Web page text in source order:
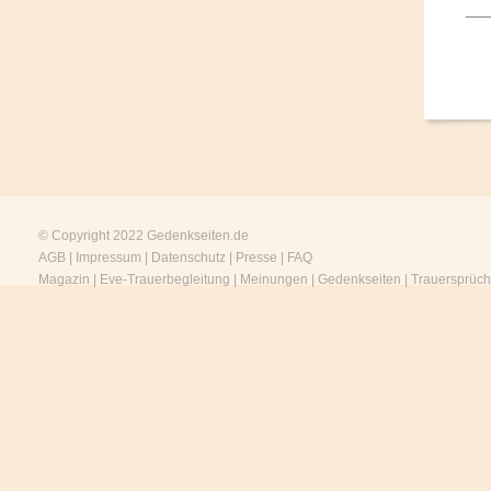
© Copyright 2022 Gedenkseiten.de
AGB
Impressum Datenschutz Presse
FAQ
Magazin
Eve-Trauerbegleitung Meinungen Gedenkseiten